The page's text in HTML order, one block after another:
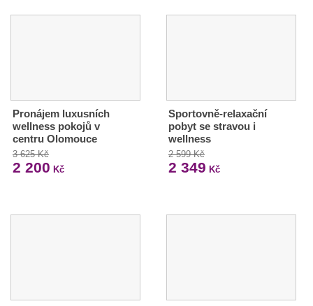
Pronájem luxusních
wellness pokojů v
centru Olomouce
3 625 Kč
2 200 Kč
Sportovně-relaxační
pobyt se stravou i
wellness
2 599 Kč
2 349 Kč